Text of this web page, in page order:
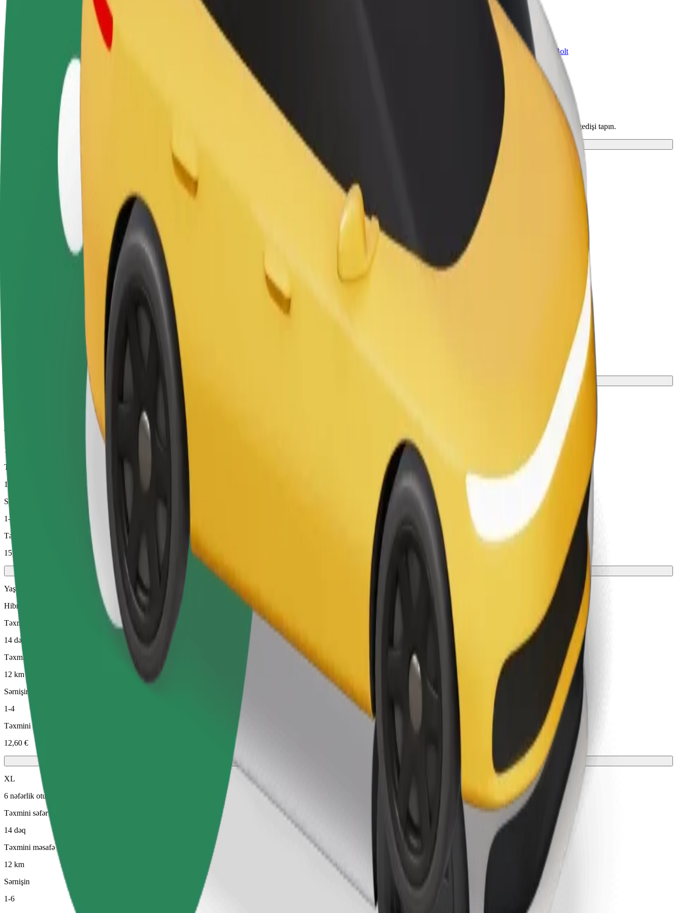
Tez-tez verilən suallar
olaraq qazanın
Kuryer kimi qoşul
Yemək çatdırın və həftəlik
Restoran və ya mağaza əlavə
Daha çox müştəri cəlb edin və
Biznes üçün Bolt
Biznesiniz üçün miqyaslandırılmış Bolt
məhsul və xidmətləri
Kretingos geležinkelio ir autobusų stotis – Palangos autobusų stotis istiqamətində necə səfər etmək olar?
Kretingos geležinkelio ir autobusų stotis nöqtəsindən Palangos autobusų stotis nöqtəsinə çatmağın ən yaxşı yolunu axtarırsınız? Xidmətlərimizi araşdırın və sizin üçün ən mükəmməl gedişi tapın.
Palangos autobusų stotis
Rahatlıq və komfort bir neçə toxunuşla əlinizdə!
Gündəlik, orta ölçülü avtomobillərdə etibarlı gedişlər.
Daha geniş salon və baqaj yeri olan daha böyükölçülü avtomobillər
Təxmini səfər vaxtı
14 dəq
Təxmini məsafə
12 km
Sərnişin
1-4
Təxmini qiymət
15,00 €
Yaşıl
Hibrid və elektrikli nəqliyyat vasitələrində səmərəli gedişlər
Təxmini səfər vaxtı
14 dəq
Təxmini məsafə
12 km
Sərnişin
1-4
Təxmini qiymət
12,60 €
XL
6 nəfərlik oturacaqları olan böyük avtomobillər
Təxmini səfər vaxtı
14 dəq
Təxmini məsafə
12 km
Sərnişin
1-6